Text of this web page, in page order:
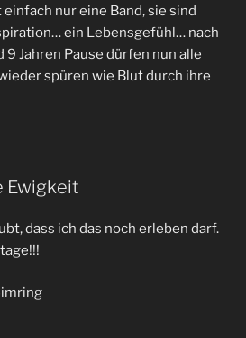
nur eine Band, sie sind
ein Lebensgefühl… nach
9 Jahren Pause dürfen nun alle
spüren wie Blut durch ihre
Ewigkeit
dass ich das noch erleben darf.